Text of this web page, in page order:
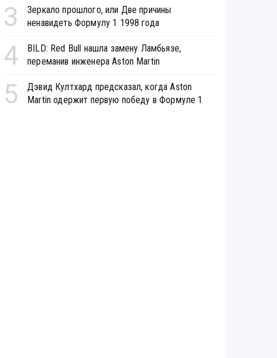
3
Зеркало прошлого, или Две причины
ненавидеть Формулу 1 1998 года
4
BILD: Red Bull нашла замену Ламбьязе,
переманив инженера Aston Martin
5
Дэвид Култхард предсказал, когда Aston
Martin одержит первую победу в Формуле 1